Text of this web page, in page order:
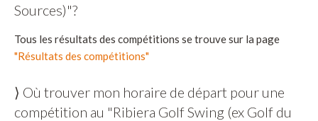
Sources)"?
Tous les résultats des compétitions se trouve sur la page
"Résultats des compétitions"
⟩ Où trouver mon horaire de départ pour une
compétition au "Ribiera Golf Swing (ex Golf du